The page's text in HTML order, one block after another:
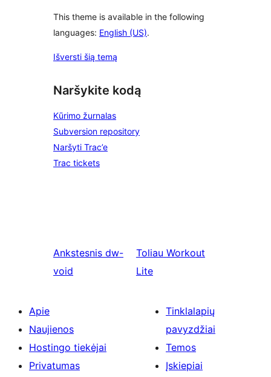
This theme is available in the following
languages: English (US).
Išversti šią temą
Naršykite kodą
Kūrimo žurnalas
Subversion repository
Naršyti Trac’e
Trac tickets
Ankstesnis dw-
void
Toliau Workout
Lite
Apie
Naujienos
Hostingo tiekėjai
Privatumas
Tinklalapių
pavyzdžiai
Temos
Įskiepiai